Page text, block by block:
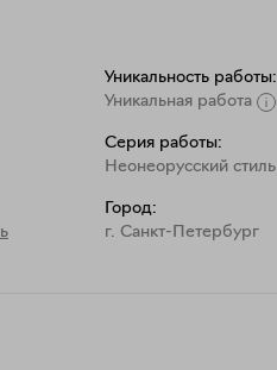
см.
Уникальность работы:
Уникальная работа
Серия работы:
Неонеорусский стиль
Город:
г. Санкт-Петербург